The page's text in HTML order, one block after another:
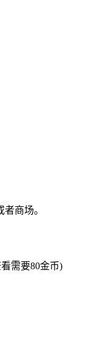
商场。
需要80金币)